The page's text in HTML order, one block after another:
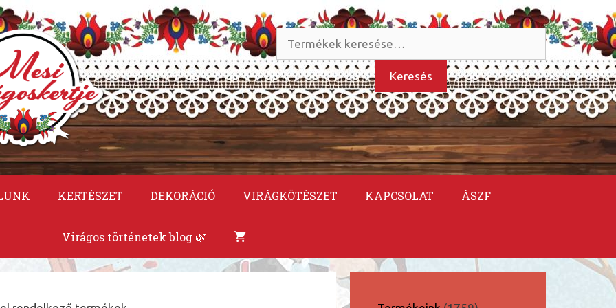
Keresés
a
következőre:
Keresés
KERTÉSZET DEKORÁCIÓ VIRÁGKÖTÉSZET KAPCSOLAT ÁSZF
Virágos történetek blog 🌿